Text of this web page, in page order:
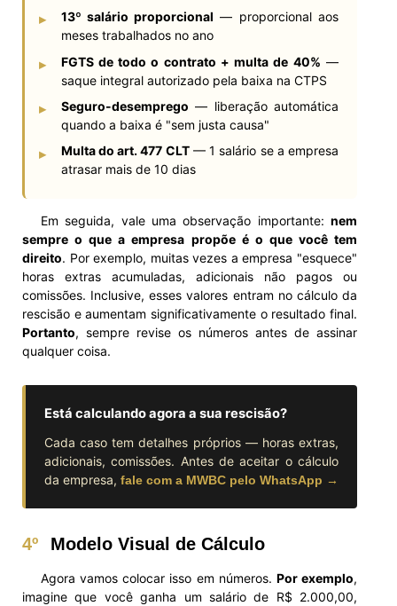
▸ 13º salário proporcional — proporcional aos
meses trabalhados no ano
▸ FGTS de todo o contrato + multa de 40% —
saque integral autorizado pela baixa na CTPS
▸ Seguro-desemprego — liberação automática
quando a baixa é "sem justa causa"
▸ Multa do art. 477 CLT— 1 salário se a empresa
atrasar mais de 10 dias
Em seguida, vale uma observação importante: nem
sempre o que a empresa propõe é o que você tem
direito. Por exemplo, muitas vezes a empresa "esquece"
horas extras acumuladas, adicionais não pagos ou
comissões. Inclusive, esses valores entram no cálculo da
rescisão e aumentam significativamente o resultado final.
Portanto, sempre revise os números antes de assinar
qualquer coisa.
Está calculando agora a sua rescisão?
Cada caso tem detalhes próprios — horas extras,
adicionais, comissões. Antes de aceitar o cálculo
da empresa, fale com a MWBC pelo WhatsApp →
4º Modelo Visual de Cálculo
Agora vamos colocar isso em números. Por exemplo,
imagine que você ganha um salário de R$ 2.000,00,